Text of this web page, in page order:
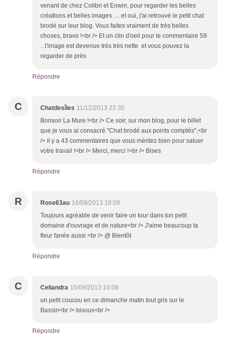
venant de chez Colibri et Eowin, pour regarder les belles
créations et belles images .... et oui, j'ai retrouvé le petit chat
brodé sur leur blog. Vous faites vraiment de très belles
choses, bravo !<br /> Et un clin d'oeil pour le commentaire 59
...l'image est devenue très très nette et vous pouvez la
regarder de près
Répondre
C Chatdesîles 11/12/2013 22:35
Bonsoir La Mure !<br /> Ce soir, sur mon blog, pour le billet
que je vous ai consacré "Chat brodé aux points comptés",<br
/> il y a 43 commentaires que vous méritez bien pour saluer
votre travail !<br /> Merci, merci !<br /> Bises
Répondre
R Rose63au 16/09/2013 16:09
Toujours agréable de venir faire un tour dans ton petit
domaine d'ouvrage et de nature<br /> J'aime beaucoup ta
fleur fanée aussi <br /> @ Bientôt
Répondre
C Celiandra 15/09/2013 10:08
un petit coucou en ce dimanche matin tout gris sur le
Bassin<br /> bisous<br />
Répondre